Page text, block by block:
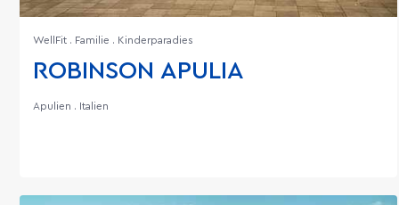
WellFit . Familie . Kinderparadies
ROBINSON APULIA
Apulien . Italien